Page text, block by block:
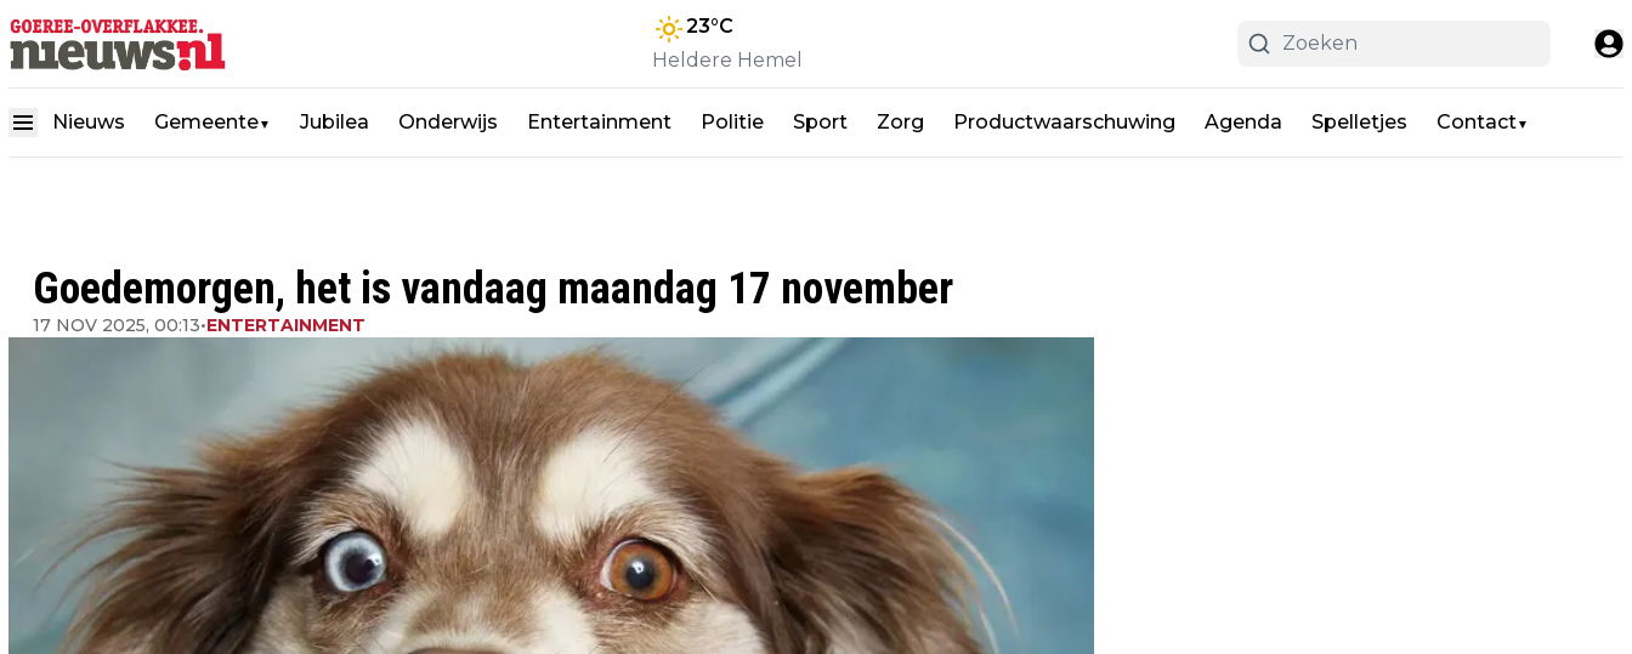
23°C
Heldere Hemel
Nieuws Gemeente▼ Jubilea Onderwijs Entertainment Politie Sport Zorg Productwaarschuwing Agenda Spelletjes Contact▼
Goedemorgen, het is vandaag maandag 17 november
17 NOV 2025, 00:13•ENTERTAINMENT